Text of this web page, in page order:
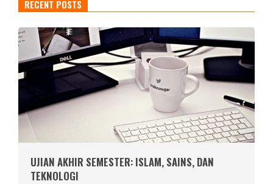
RECENT POSTS
UJIAN AKHIR SEMESTER: ISLAM, SAINS, DAN
TEKNOLOGI